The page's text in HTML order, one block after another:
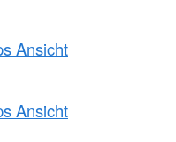
Ansicht
Ansicht